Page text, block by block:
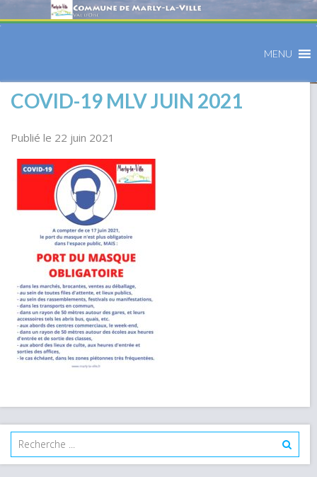
MENU
COVID-19 MLV JUIN 2021
Publié le 22 juin 2021